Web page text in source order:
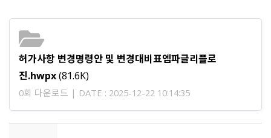
허가사항 변경명령안 및 변경대비표엠파글리플로
진.hwpx(81.6K)
0회 다운로드 | DATE : 2025-12-22 10:14:35